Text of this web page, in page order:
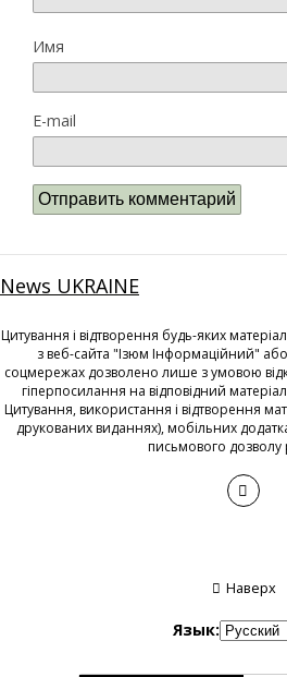
Имя
E-mail
News UKRAINE
Цитування і відтворення будь-яких
з веб-сайта "Ізюм Інформаційний" або
соцмережах дозволено лише з умовою
гіперпосилання на відповідний
Цитування, використання і відтворення
друкованих виданнях), мобільних
письмового дозволу
Наверх
Язык: